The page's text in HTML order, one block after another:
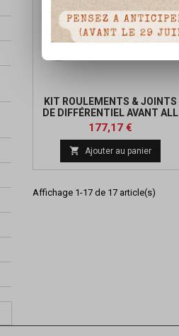
KIT ROULEMENTS & JOINTS
DE DIFFÉRENTIEL AVANT ALL
BALLS POLARIS
Prix
177,17 €
 Ajouter au panier
Affichage 1-17 de 17 article(s)